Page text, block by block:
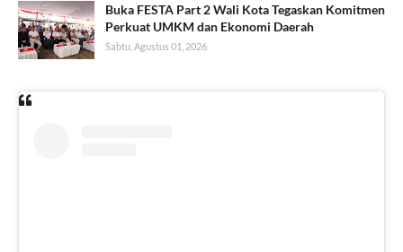
Buka FESTA Part 2 Wali Kota Tegaskan Komitmen
Perkuat UMKM dan Ekonomi Daerah
Sabtu, Agustus 01, 2026